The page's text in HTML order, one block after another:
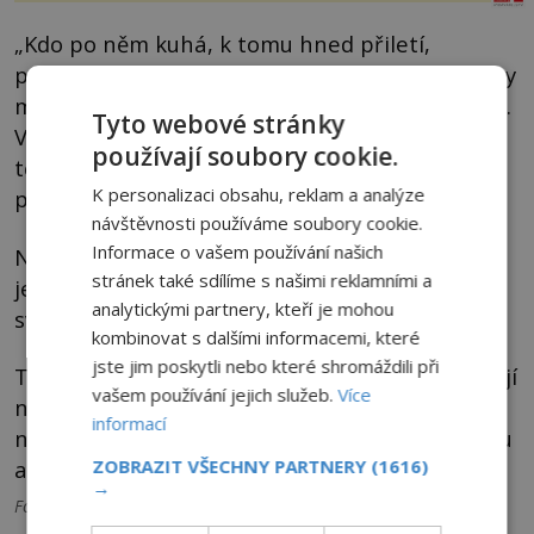
„Kdo po něm kuhá, k tomu hned přiletí,
poletuje okolo, doráží na posměváčka a strachy
mu nažene, jinak nikomu neublíží,“ tvrdí Kazda.
V popisu kuhána a jeho chování lze jen velmi
těžko spatřit nějakého existujícího českého
ptáka.
Nejblíže se jeho charakteristice blíží sova,
jenže sovy do svého jídelníčku neřadí hady a
svou kořist na místě obvykle usmrtí.
To odporuje vyprávění, v němž se lidé pokoušejí
nahlédnout do hnízda kuhána, zda v něm
nechová mládě, ale spatří v něm jen živou žábu
a hada. Co je tedy tajemný kuhán zač?
Foto: Wikimedia Commons
Tyto webové stránky
používají soubory cookie.
K personalizaci obsahu, reklam a analýze
návštěvnosti používáme soubory cookie.
Informace o vašem používání našich
stránek také sdílíme s našimi reklamními a
analytickými partnery, kteří je mohou
kombinovat s dalšími informacemi, které
jste jim poskytli nebo které shromáždili při
vašem používání jejich služeb.Více
informací
ZOBRAZIT VŠECHNY PARTNERY (1616)
→